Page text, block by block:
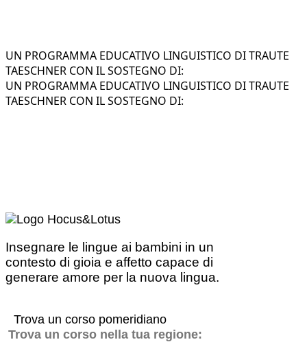
UN PROGRAMMA EDUCATIVO LINGUISTICO DI TRAUTE
TAESCHNER CON IL SOSTEGNO DI:
UN PROGRAMMA EDUCATIVO LINGUISTICO DI TRAUTE
TAESCHNER CON IL SOSTEGNO DI:
Insegnare le lingue ai bambini in un
contesto di gioia e affetto capace di
generare amore per la nuova lingua.
Trova un corso pomeridiano
Trova un corso nella tua regione: